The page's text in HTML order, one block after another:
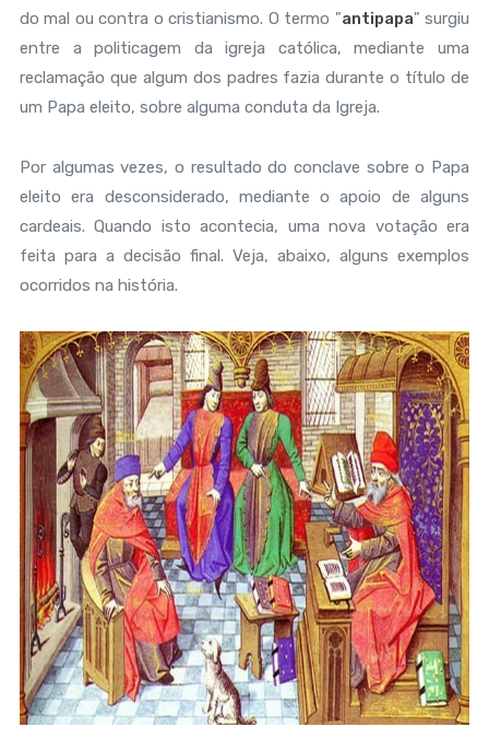
do mal ou contra o cristianismo. O termo "antipapa" surgiu
entre a politicagem da igreja católica, mediante uma
reclamação que algum dos padres fazia durante o título de
um Papa eleito, sobre alguma conduta da Igreja.
Por algumas vezes, o resultado do conclave sobre o Papa
eleito era desconsiderado, mediante o apoio de alguns
cardeais. Quando isto acontecia, uma nova votação era
feita para a decisão final. Veja, abaixo, alguns exemplos
ocorridos na história.